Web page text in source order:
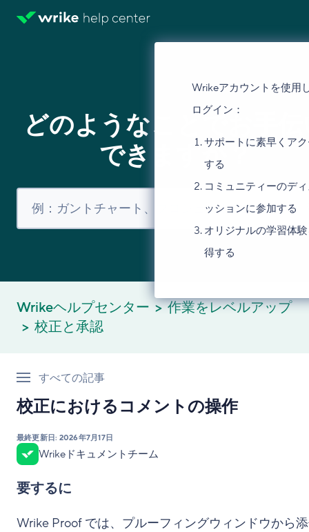
Wrikeアカウントを使用
ログイン：
サポートに素早くア
する
コミュニティーのデ
ッションに参加する
オリジナルの学習体
得する
どのようなことでお手
できますか？
Wrikeヘルプセンター
作業をレベルアップ
校正と承認
すべての記事
校正におけるコメントの操作
最終更新日: 2026年7月17日
Wrikeドキュメントチーム
要するに
Wrike Proof では、プルーフィングウィンドウから